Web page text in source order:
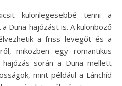
különlegesebbé tenni a
Duna-hajózást is. A különböző
a friss levegőt és a
miközben egy romantikus
során a Duna mellett
mint például a Lánchíd